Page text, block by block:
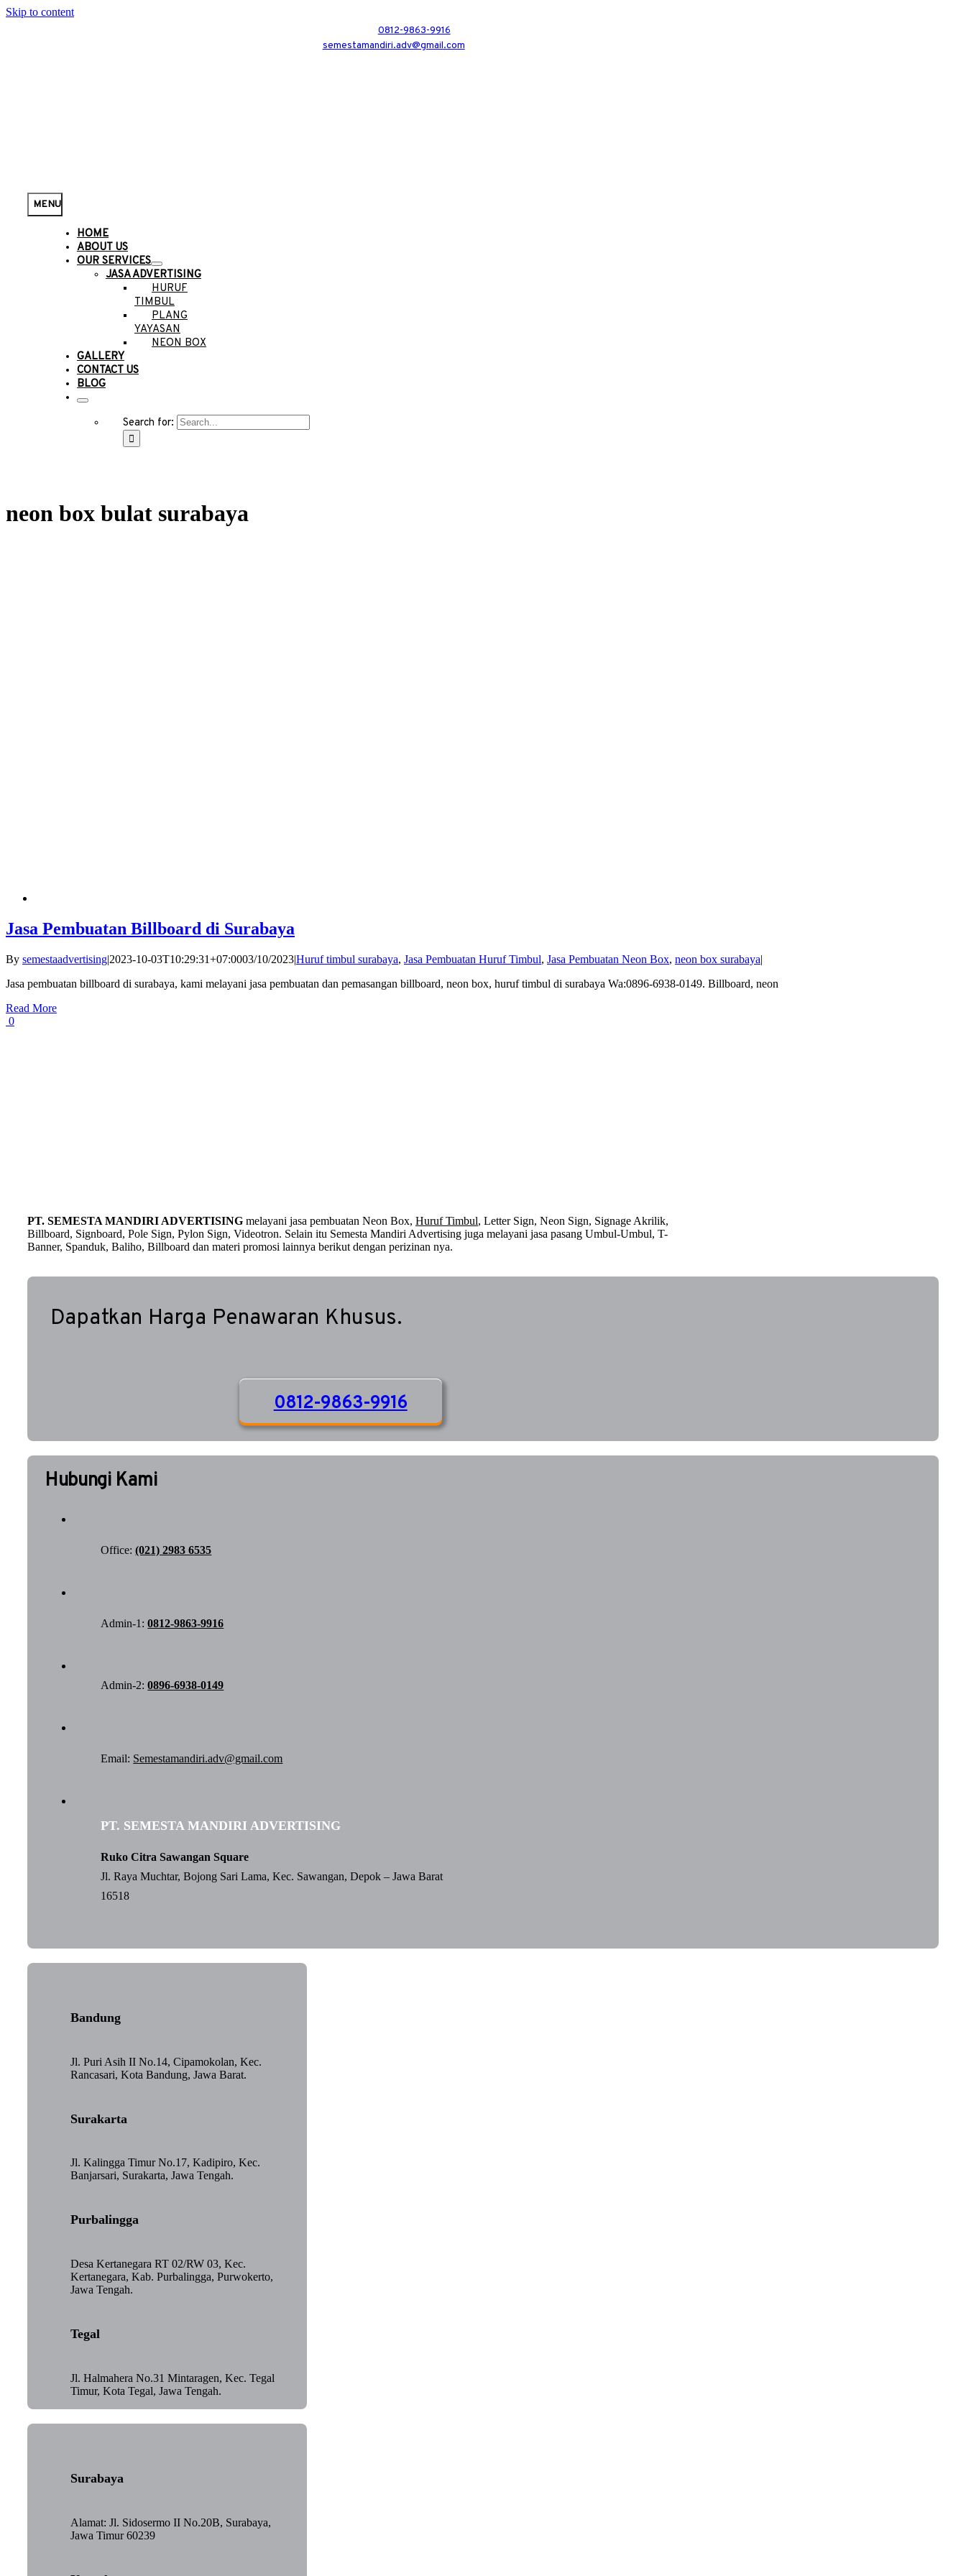
Skip to content
0812-9863-9916
semestamandiri.adv@gmail.com
MENU
HOME
ABOUT US
OUR SERVICES
JASA ADVERTISING
HURUF
TIMBUL
PLANG
YAYASAN
NEON BOX
GALLERY
CONTACT US
BLOG
Search for:
neon box bulat surabaya
Jasa Pembuatan Billboard di Surabaya
By semestaadvertising|2023-10-03T10:29:31+07:0003/10/2023|Huruf timbul surabaya, Jasa Pembuatan Huruf Timbul, Jasa Pembuatan Neon Box, neon box surabaya|
Jasa pembuatan billboard di surabaya, kami melayani jasa pembuatan dan pemasangan billboard, neon box, huruf timbul di surabaya Wa:0896-6938-0149. Billboard, neon
Read More
0
PT. SEMESTA MANDIRI ADVERTISINGmelayani jasa pembuatan Neon Box, Huruf Timbul, Letter Sign, Neon Sign, Signage Akrilik,
Billboard, Signboard, Pole Sign, Pylon Sign, Videotron. Selain itu Semesta Mandiri Advertising juga melayani jasa pasang Umbul-Umbul, T-
Banner, Spanduk, Baliho, Billboard dan materi promosi lainnya berikut dengan perizinan nya.
Dapatkan Harga Penawaran Khusus.
0812-9863-9916
Hubungi Kami
Office:(021) 2983 6535
Admin-1:0812-9863-9916
Admin-2:0896-6938-0149
Email: Semestamandiri.adv@gmail.com
PT. SEMESTA MANDIRI ADVERTISING
Ruko Citra Sawangan Square
Jl. Raya Muchtar, Bojong Sari Lama, Kec. Sawangan, Depok – Jawa Barat
16518
Bandung
Jl. Puri Asih II No.14, Cipamokolan, Kec.
Rancasari, Kota Bandung, Jawa Barat.
Surakarta
Jl. Kalingga Timur No.17, Kadipiro, Kec.
Banjarsari, Surakarta, Jawa Tengah.
Purbalingga
Desa Kertanegara RT 02/RW 03, Kec.
Kertanegara, Kab. Purbalingga, Purwokerto,
Jawa Tengah.
Tegal
Jl. Halmahera No.31 Mintaragen, Kec. Tegal
Timur, Kota Tegal, Jawa Tengah.
Surabaya
Alamat: Jl. Sidosermo II No.20B, Surabaya,
Jawa Timur 60239